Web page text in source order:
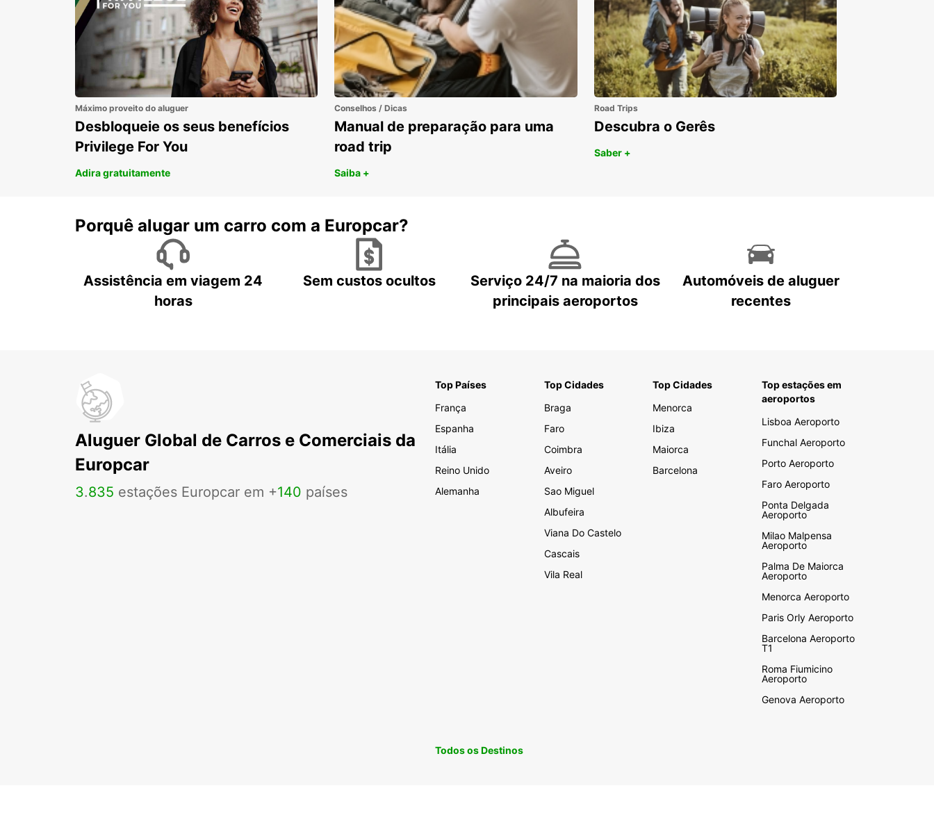
Máximo proveito do aluguer
Desbloqueie os seus benefícios
Privilege For You
Adira gratuitamente
Conselhos / Dicas
Manual de preparação para uma
road trip
Saiba +
Road Trips
Descubra o Gerês
Saber +
Porquê alugar um carro com a Europcar?
Assistência em viagem 24
horas
Sem custos ocultos
Serviço 24/7 na maioria dos
principais aeroportos
Automóveis de aluguer
recentes
Aluguer Global de Carros e Comerciais da
Europcar
3.835 estações Europcar em +140 países
Top Países
França
Espanha
Itália
Reino Unido
Alemanha
Top Cidades
Braga
Faro
Coimbra
Aveiro
Sao Miguel
Albufeira
Viana Do Castelo
Cascais
Vila Real
Top Cidades
Menorca
Ibiza
Maiorca
Barcelona
Top estações em
aeroportos
Lisboa Aeroporto
Funchal Aeroporto
Porto Aeroporto
Faro Aeroporto
Ponta Delgada
Aeroporto
Milao Malpensa
Aeroporto
Palma De Maiorca
Aeroporto
Menorca Aeroporto
Paris Orly Aeroporto
Barcelona Aeroporto
T1
Roma Fiumicino
Aeroporto
Genova Aeroporto
Todos os Destinos